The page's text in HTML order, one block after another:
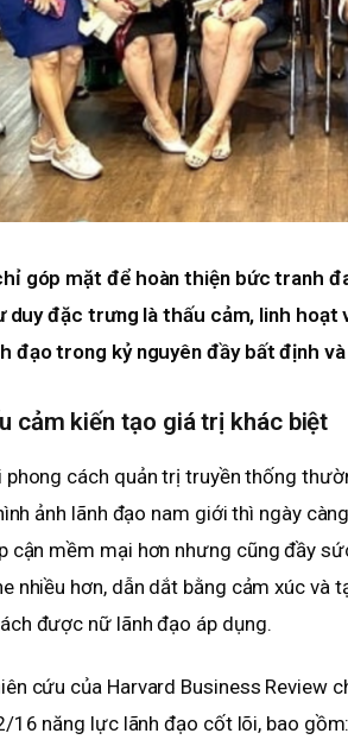
góp mặt để hoàn thiện bức tranh
duy đặc trưng là thấu cảm, linh hoạt
đạo trong kỷ nguyên đầy bất định
cảm kiến tạo giá trị khác biệt
phong cách quản trị truyền thống
ảnh lãnh đạo nam giới thì ngày
cận mềm mại hơn nhưng cũng đầy
nhiều hơn, dẫn dắt bằng cảm xúc
được nữ lãnh đạo áp dụng.
cứu của Harvard Business Review
16 năng lực lãnh đạo cốt lõi, bao